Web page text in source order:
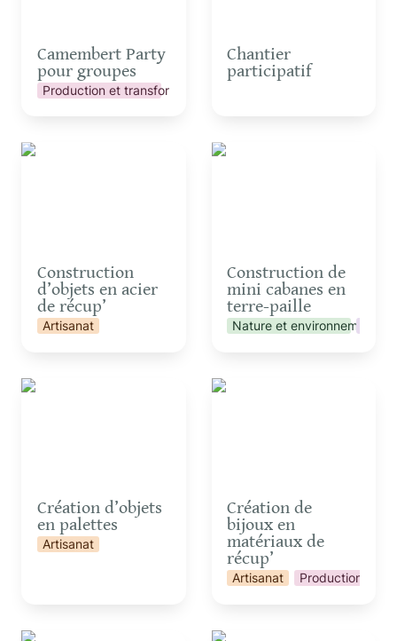
Camembert Party
pour groupes
Production et transformation
Chantier
participatif
Construction d’objets en
Construction
d’objets en acier
de récup’
Artisanat
Construction de mini
Construction de
mini cabanes en
terre-paille
Nature et environnement
Création d’objets en
Création d’objets
en palettes
Artisanat
Création de bijoux en
Création de
bijoux en
matériaux de
récup’
Artisanat Production et